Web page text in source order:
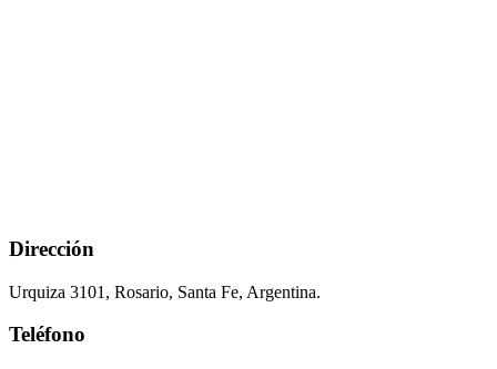
Dirección
Urquiza 3101, Rosario, Santa Fe, Argentina.
Teléfono